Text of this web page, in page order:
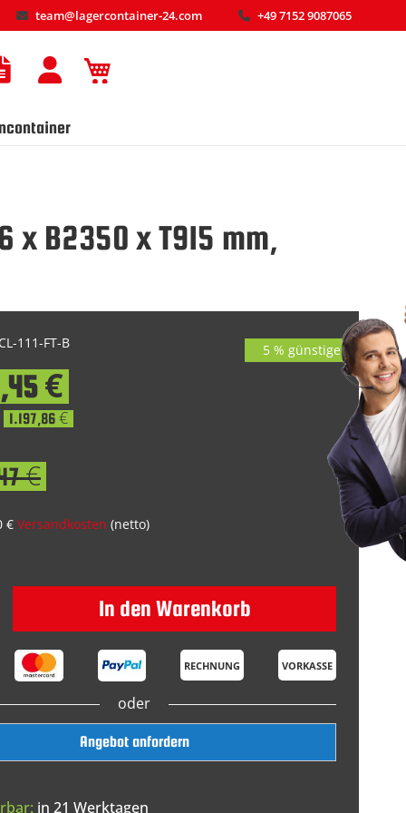
team@lagercontainer-24.com +49 7152 9087065
B2350 x T915 mm,
111-FT-B
€
1.197,86 €
€
€ Versandkosten (netto)
In den Warenkorb
RECHNUNG VORKASSE
oder
Angebot anfordern
in 21 Werktagen
5 % günstiger